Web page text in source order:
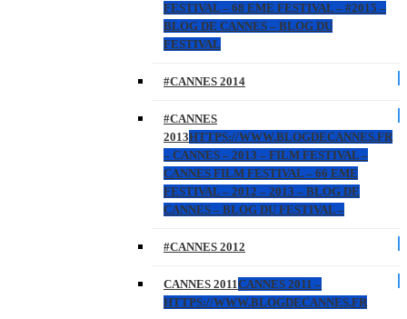
FESTIVAL – 68 EME FESTIVAL – #2015 –
BLOG DE CANNES – BLOG DU
FESTIVAL
#CANNES 2014
#CANNES
2013HTTPS://WWW.BLOGDECANNES.FR
– CANNES – 2013 – FILM FESTIVAL –
CANNES FILM FESTIVAL – 66 EME
FESTIVAL – 2012 – 2013 – BLOG DE
CANNES – BLOG DU FESTIVAL –
#CANNES 2012
CANNES 2011CANNES 2011 –
HTTPS://WWW.BLOGDECANNES.FR